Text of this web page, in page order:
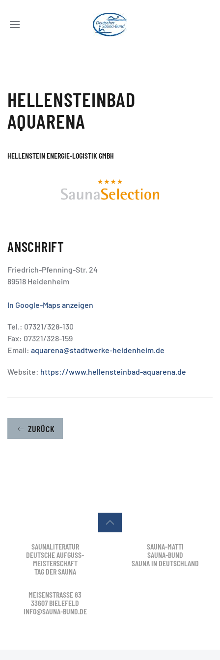
HELLENSTEINBAD
AQUARENA
HELLENSTEIN ENERGIE-LOGISTIK GMBH
ANSCHRIFT
Friedrich-Pfenning-Str. 24
89518 Heidenheim
In Google-Maps anzeigen
Tel.: 07321/328-130
Fax: 07321/328-159
Email: aquarena@stadtwerke-heidenheim.de
Website: https://www.hellensteinbad-aquarena.de
ZURÜCK
SAUNALITERATUR
DEUTSCHE AUFGUSS-
MEISTERSCHAFT
TAG DER SAUNA
SAUNA-MATTI
SAUNA-BUND
SAUNA IN DEUTSCHLAND
MEISENSTRASSE 83
33607 BIELEFELD
INFO@SAUNA-BUND.DE